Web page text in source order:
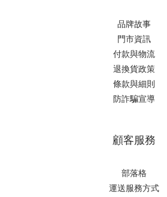
品牌故事
門市資訊
付款與物流
退換貨政策
條款與細則
防詐騙宣導
顧客服務
部落格
運送服務方式